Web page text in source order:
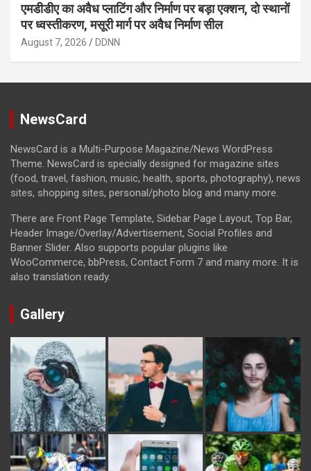
एमडीडीए का अवैध प्लाटिंग और निर्माण पर बड़ा एक्शन, दो स्थानों
पर ध्वस्तीकरण, मसूरी मार्ग पर अवैध निर्माण सील
August 7, 2026 DDNN
NewsCard
NewsCard is a Multi-Purpose Magazine/News WordPress
Theme. NewsCard is specially designed for magazine sites
(food, travel, fashion, music, health, sports, photography), news
sites, shopping sites, personal/photo blog and many more.
There are Front Page Template, Sidebar Page Layout, Top Bar,
Header Image/Overlay/Advertisement, Social Profiles and
Banner Slider. Also supports popular plugins like
WooCommerce, bbPress, Contact Form 7 and many more. It is
also translation ready.
Gallery